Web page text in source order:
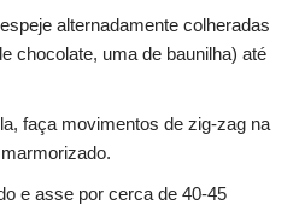
alternadamente colheradas
chocolate, uma de baunilha) até
faça movimentos de zig-zag na
e asse por cerca de 40-45